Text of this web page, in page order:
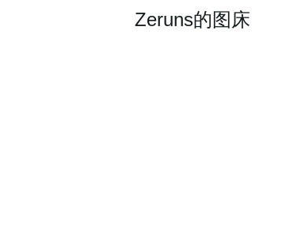
Zeruns的图床